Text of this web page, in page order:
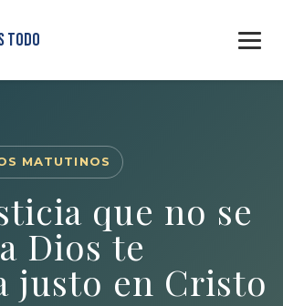
Todo
MATUTINOS
que no se
Dios te
justo en Cristo